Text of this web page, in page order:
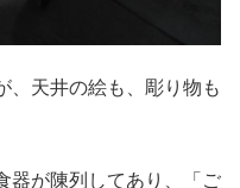
、天井の絵も、彫り物も
器が陳列してあり、「ご